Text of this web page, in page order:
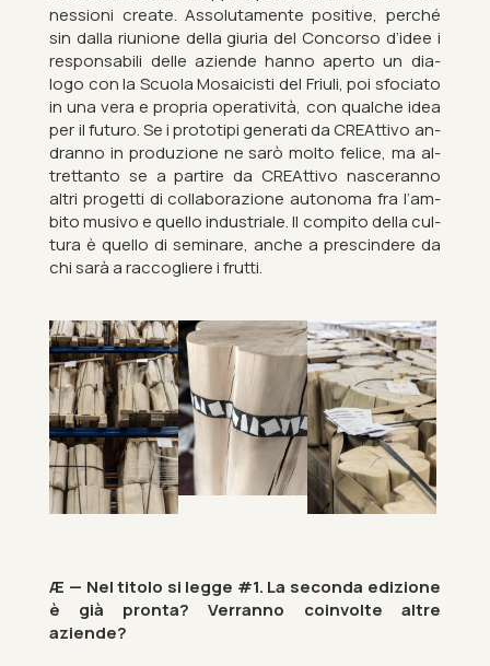
nes­sioni cre­ate. As­sol­uta­mente pos­it­ive, perché
sin dalla ri­unione della gi­uria del Con­corso d’idee i
re­sponsab­ili delle aziende hanno aperto un dia­
logo con la Scuola Mo­sa­icisti del Fri­uli, poi sfo­ci­ato
in una vera e pro­pria op­er­atività, con qual­che idea
per il fu­turo. Se i pro­to­tipi gener­ati da CRE­At­tivo an­
dranno in produzione ne sarò molto fe­lice, ma al­
tret­tanto se a partire da CRE­At­tivo nas­cer­anno
altri pro­getti di col­laborazione autonoma fra l’am­
bito mus­ivo e quello in­dus­triale. Il compito della cul­
tura è quello di sem­in­are, anche a pre­scindere da
chi sarà a rac­cogliere i frutti.
Æ — Nel tit­olo si legge #1. La seconda ed­iz­ione
è già pronta? Ver­ranno coin­volte altre
aziende?